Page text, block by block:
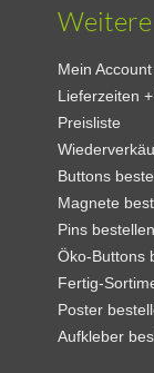
Mein Account
Lieferzeiten
Preisliste
Buttons
Magnete
Pins bestellen
Öko-Buttons
Fertig-
Poster
Aufkleber